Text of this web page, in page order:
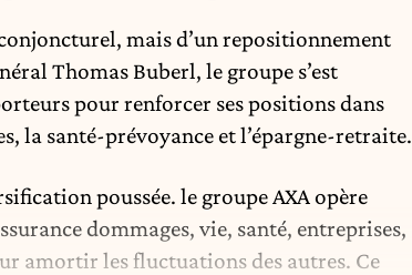
mais d’un repositionnement
Thomas Buberl, le groupe s’est
pour renforcer ses positions dans
la santé-prévoyance et l’épargne-retraite.
poussée. le groupe AXA opère
dommages, vie, santé, entreprises,
amortir les fluctuations des autres. Ce